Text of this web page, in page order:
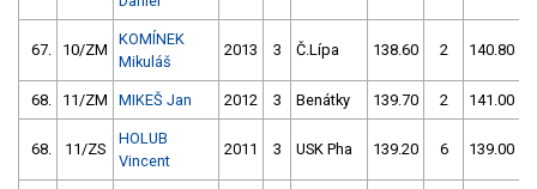
67. 10/ZM
KOMÍNEK
Mikuláš
2013 3 Č.Lípa 138.60 2 140.80
68. 11/ZM MIKEŠ Jan 2012 3 Benátky 139.70 2 141.00
68. 11/ZS
HOLUB
Vincent
2011 3 USK Pha 139.20 6 139.00